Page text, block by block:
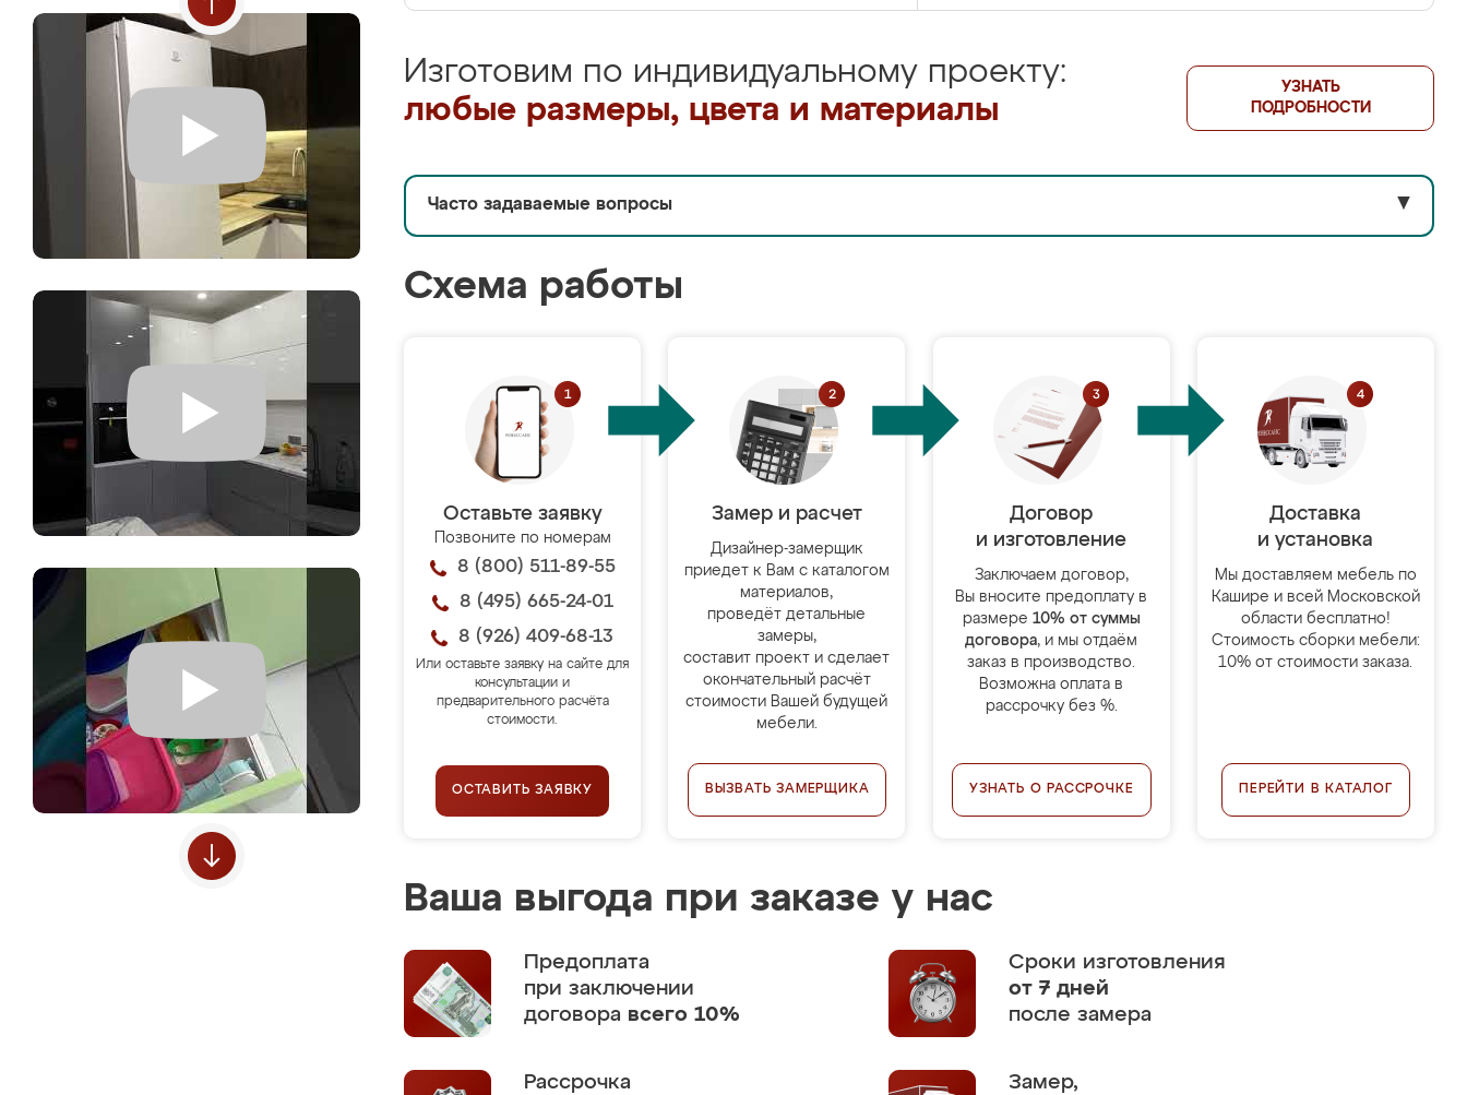
Изготовим по индивидуальному проекту:
любые размеры, цвета и материалы
УЗНАТЬ
ПОДРОБНОСТИ
Часто задаваемые вопросы ▼
Схема работы
Оставьте заявку
Позвоните по номерам
8 (800) 511-89-55
8 (495) 665-24-01
8 (926) 409-68-13
Или оставьте заявку на сайте для
консультации и
предварительного расчёта
стоимости.
ОСТАВИТЬ ЗАЯВКУ
Замер и расчет
Дизайнер-замерщик
приедет к Вам с каталогом
материалов,
проведёт детальные
замеры,
составит проект и сделает
окончательный расчёт
стоимости Вашей будущей
мебели.
ВЫЗВАТЬ ЗАМЕРЩИКА
Договор
и изготовление
Заключаем договор,
Вы вносите предоплату в
размере 10% от суммы
договора, и мы отдаём
заказ в производство.
Возможна оплата в
рассрочку без %.
УЗНАТЬ О РАССРОЧКЕ
Доставка
и установка
Мы доставляем мебель по
Кашире и всей Московской
области бесплатно!
Стоимость сборки мебели:
10% от стоимости заказа.
ПЕРЕЙТИ В КАТАЛОГ
Ваша выгода при заказе у нас
Предоплата
при заключении
договора всего 10%
Сроки изготовления
от 7 дней
после замера
Рассрочка
Замер,